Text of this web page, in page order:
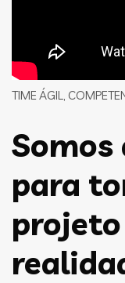
TIME ÁGIL,
Somos
para